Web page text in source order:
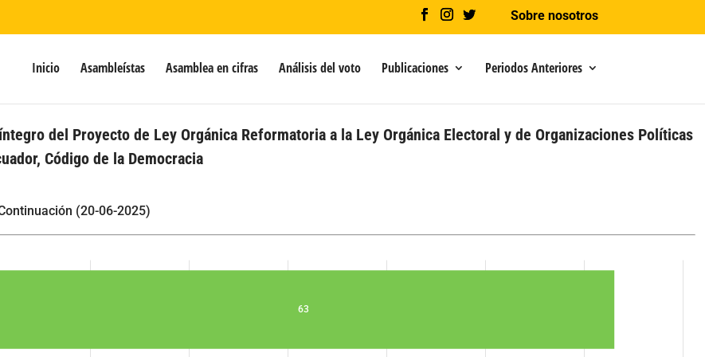
Sobre nosotros
Inicio Asambleístas Asamblea en cifras Análisis del voto Publicaciones Periodos Anteriores
del Proyecto de Ley Orgánica Reformatoria a la Ley Orgánica Electoral y de Organizaciones Políticas
Código de la Democracia
(20-06-2025)
63